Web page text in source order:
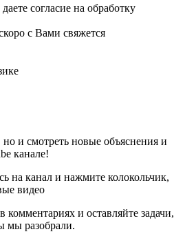
согласие на обработку
с Вами свяжется
и смотреть новые объяснения и
канале!
на канал и нажмите колокольчик,
видео
комментариях и оставляйте задачи,
мы разобрали.